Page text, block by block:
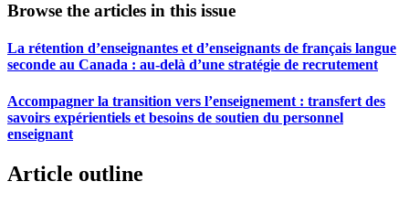
Browse the articles in this issue
La rétention d’enseignantes et d’enseignants de français langue
seconde au Canada : au-delà d’une stratégie de recrutement
Accompagner la transition vers l’enseignement : transfert des
savoirs expérientiels et besoins de soutien du personnel
enseignant
Article outline